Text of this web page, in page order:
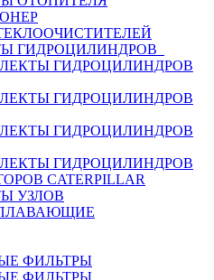
ГИДРОЦИЛИНДРОВ
ГИДРОЦИЛИНДРОВ
ГИДРОЦИЛИНДРОВ
ГИДРОЦИЛИНДРОВ
ГИДРОЦИЛИНДРОВ
CATERPILLAR
УЗЛОВ
ФИЛЬТРЫ
ФИЛЬТРЫ